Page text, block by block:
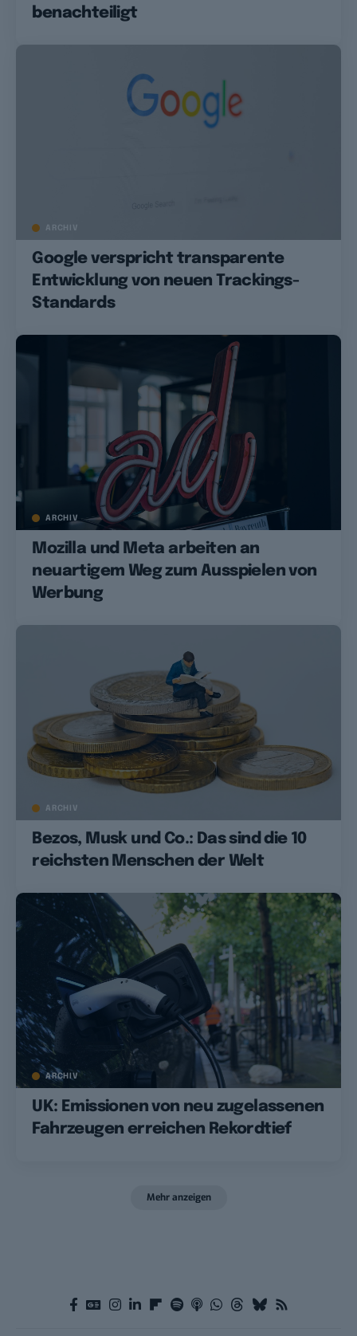
benachteiligt
ARCHIV
Google verspricht transparente
Entwicklung von neuen Trackings-
Standards
ARCHIV
Mozilla und Meta arbeiten an
neuartigem Weg zum Ausspielen von
Werbung
ARCHIV
Bezos, Musk und Co.: Das sind die 10
reichsten Menschen der Welt
ARCHIV
UK: Emissionen von neu zugelassenen
Fahrzeugen erreichen Rekordtief
Mehr anzeigen